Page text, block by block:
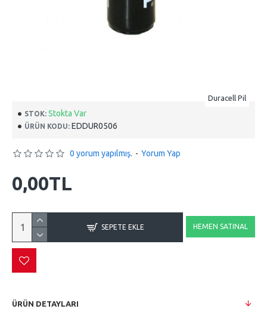
STOK: Stokta Var
ÜRÜN KODU: EDDUR0506
Duracell Pil
0 yorum yapılmış. - Yorum Yap
0,00TL
SEPETE EKLE HEMEN SATINAL
ÜRÜN DETAYLARI